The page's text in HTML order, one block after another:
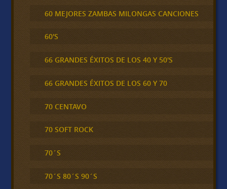
60 MEJORES ZAMBAS MILONGAS CANCIONES
60'S
66 GRANDES ÉXITOS DE LOS 40 Y 50'S
66 GRANDES ÉXITOS DE LOS 60 Y 70
70 CENTAVO
70 SOFT ROCK
70´S
70´S 80´S 90´S